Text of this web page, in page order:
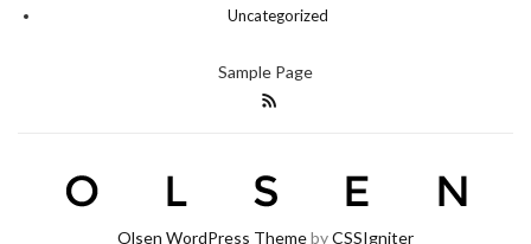
Uncategorized
Sample Page
Olsen WordPress ThemebyCSSIgniter